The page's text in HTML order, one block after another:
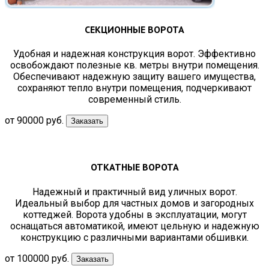
СЕКЦИОННЫЕ ВОРОТА
Удобная и надежная конструкция ворот. Эффективно
освобождают полезные кв. метры внутри помещения.
Обеспечивают надежную защиту вашего имущества,
сохраняют тепло внутри помещения, подчеркивают
современный стиль.
от 90000 руб.
Заказать
ОТКАТНЫЕ ВОРОТА
Надежный и практичный вид уличных ворот.
Идеальный выбор для частных домов и загородных
коттеджей. Ворота удобны в эксплуатации, могут
оснащаться автоматикой, имеют цельную и надежную
конструкцию с различными вариантами обшивки.
от 100000 руб.
Заказать